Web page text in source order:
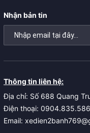
Nhận bản tin
Thông tin liên hệ:
Địa chỉ: Số 688 Quang
Điện thoại: 0904.835.586
Email: